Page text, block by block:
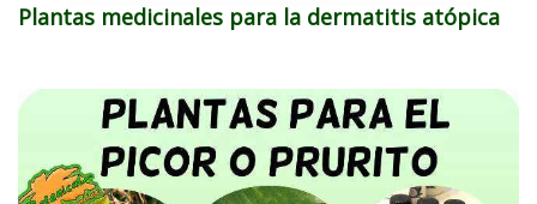
Plantas medicinales para la dermatitis atópica